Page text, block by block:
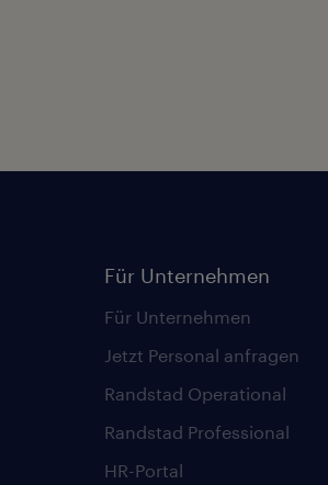
Für Unternehmen
Für Unternehmen
Jetzt Personal anfragen
Randstad Operational
Randstad Professional
HR-Portal